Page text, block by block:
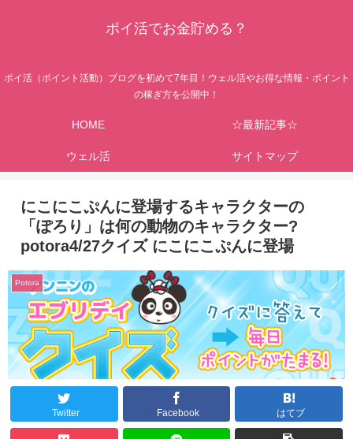
ポイ活でお金貯める？
ポイ活（ポイント活動）ブログを初めて7年目！ウェル活やお得な情報・ポイント
の稼ぎ方を公開中！
HOME ☆最新記事☆
ウェル活 サイトマップ
にこにこぷんに登場するキャラクターの
「ぽろり」は何の動物のキャラクター?
potora4/27クイズ にこにこぷんに登場
Potora
Twitter Facebook はてブ